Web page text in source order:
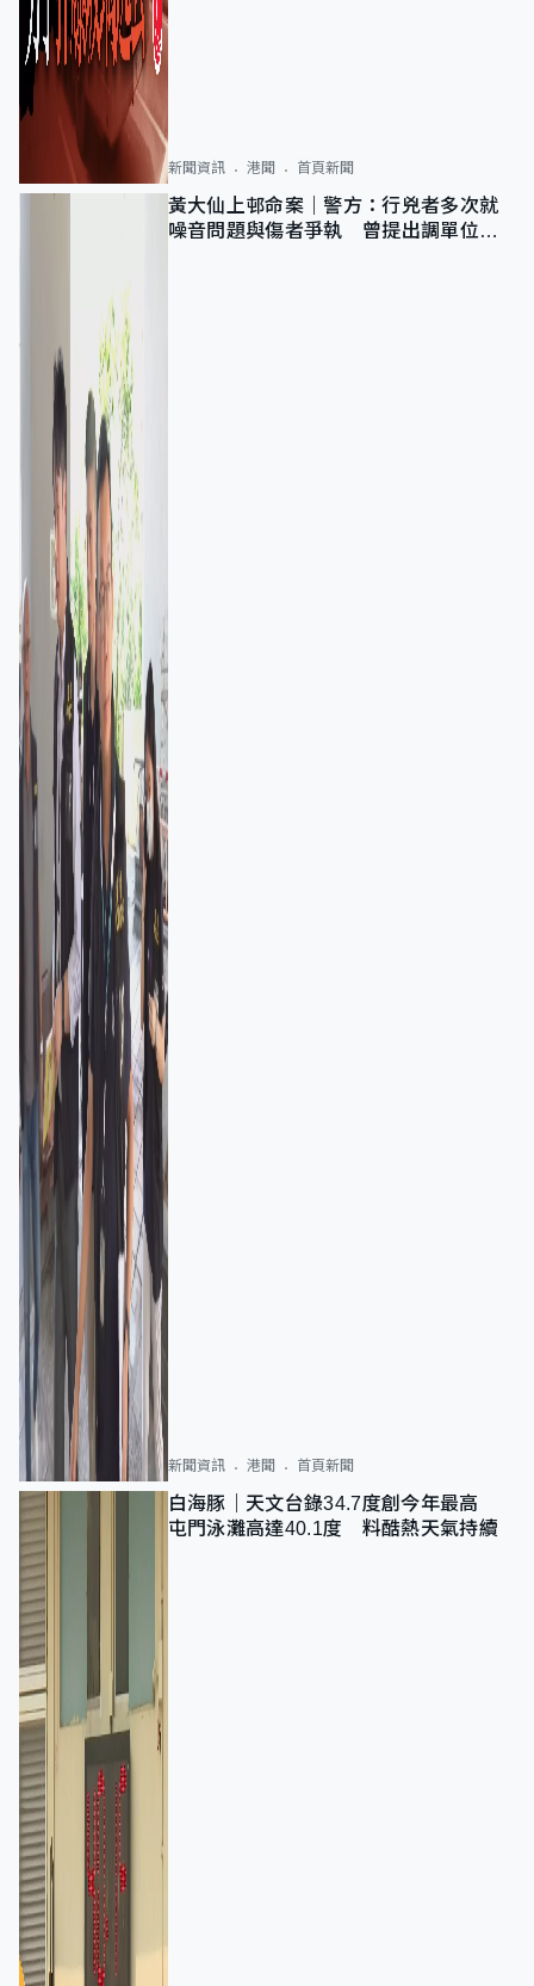
新聞資訊 港聞 首頁新聞
黃大仙上邨命案｜警方：行兇者多次就
噪音問題與傷者爭執 曾提出調單位已
新聞資訊 港聞 首頁新聞
白海豚｜天文台錄34.7度創今年最高
屯門泳灘高達40.1度 料酷熱天氣持續